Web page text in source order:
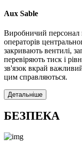
Aux Sable
Виробничий персонал
операторів
закривають вентилі,
перевіряють тиск і
зв'язок вкрай
цим справляються.
Детальніше
БЕЗПЕКА